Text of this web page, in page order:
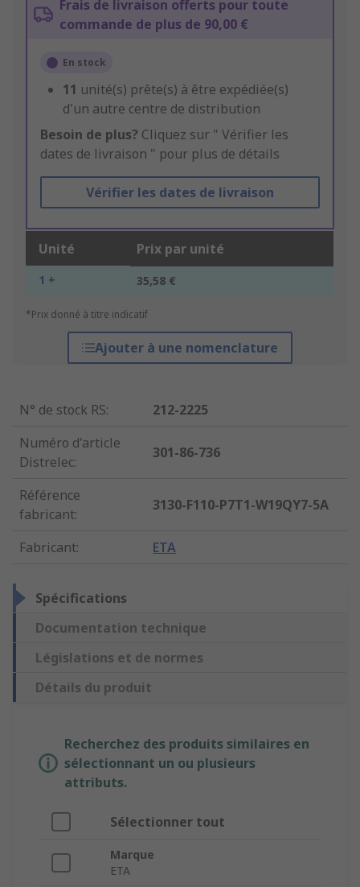
Frais de livraison offerts pour toute
commande de plus de 90,00 €
En stock
11 unité(s) prête(s) à être expédiée(s)
d'un autre centre de distribution
Besoin de plus? Cliquez sur " Vérifier les
dates de livraison " pour plus de détails
Vérifier les dates de livraison
Unité Prix par unité
1 + 35,58 €
*Prix donné à titre indicatif
Ajouter à une nomenclature
N° de stock RS:
212-2225
Numéro d'article
Distrelec:
301-86-736
Référence
fabricant:
3130-F110-P7T1-W19QY7-5A
Fabricant: ETA
Spécifications
Documentation technique
Législations et de normes
Détails du produit
Recherchez des produits similaires en
sélectionnant un ou plusieurs
attributs.
Sélectionner tout
Marque
ETA